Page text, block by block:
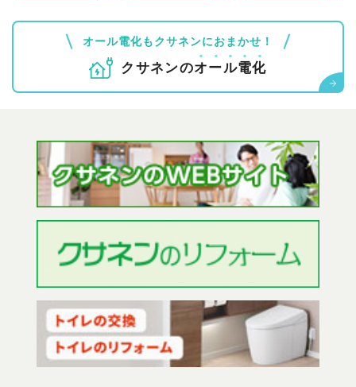
オール電化もクサネンにおまかせ！
クサネンのオール電化